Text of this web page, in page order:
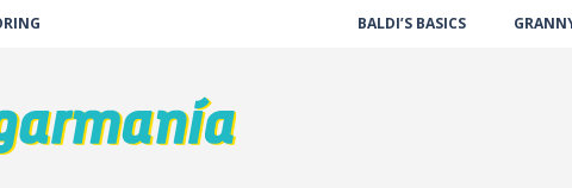
BALDI’S BASICS